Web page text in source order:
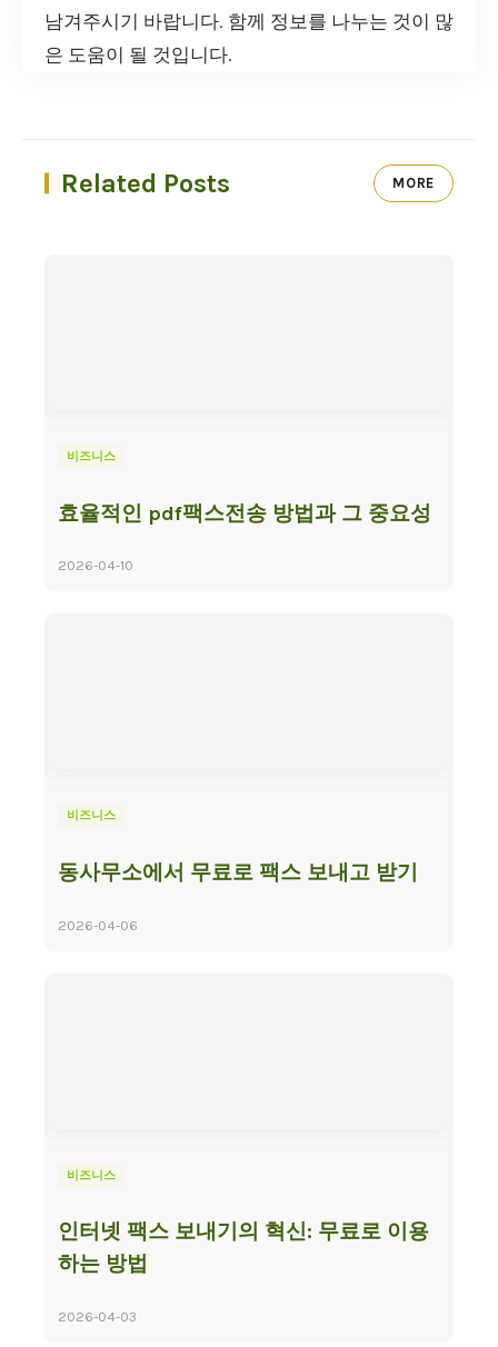
남겨주시기 바랍니다. 함께 정보를 나누는 것이 많
은 도움이 될 것입니다.
Related Posts MORE
비즈니스
효율적인 pdf팩스전송 방법과 그 중요성
2026-04-10
비즈니스
동사무소에서 무료로 팩스 보내고 받기
2026-04-06
비즈니스
인터넷 팩스 보내기의 혁신: 무료로 이용
하는 방법
2026-04-03